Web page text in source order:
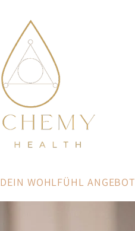
DEIN WOHLFÜHL ANGEBOT